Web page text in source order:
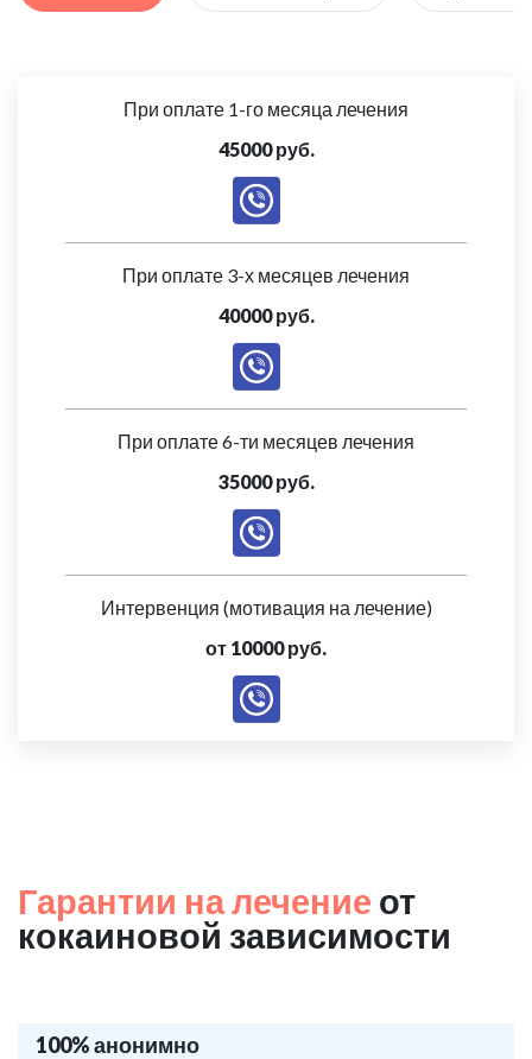
При оплате 1-го месяца лечения
45000 руб.
При оплате 3-х месяцев лечения
40000 руб.
При оплате 6-ти месяцев лечения
35000 руб.
Интервенция (мотивация на лечение)
от 10000 руб.
Гарантии на лечение от
кокаиновой зависимости
100% анонимно